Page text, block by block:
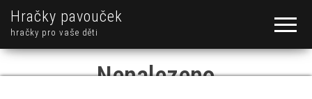
Hračky pavouček
hračky pro vaše děti
Nenalezeno